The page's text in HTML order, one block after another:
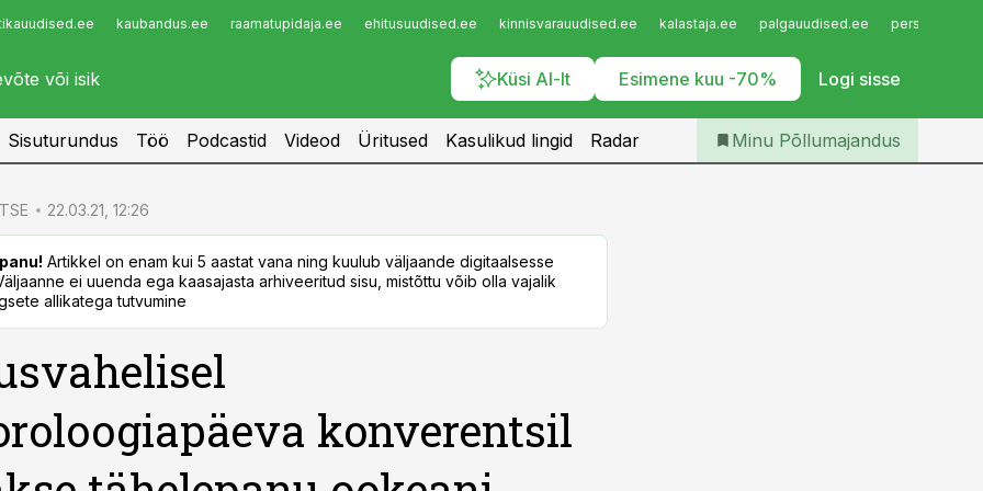
kaubandus.ee raamatupidaja.ee ehitusuudised.ee kinnisvarauudised.ee kalastaja.ee palgauudised.ee
Küsi AI-lt Esimene kuu -70% Logi sisse
Infopank
Iseteenindus
Telli Põllumajandus
Sisuturundus Töö Podcastid Videod Üritused Kasulikud lingid Radar Minu Põllumajandus
22.03.21, 12:26
Artikkel on enam kui 5 aastat vana ning kuulub väljaande digitaalsesse
ei uuenda ega kaasajasta arhiveeritud sisu, mistõttu võib olla vajalik
allikatega tutvumine
konverentsil